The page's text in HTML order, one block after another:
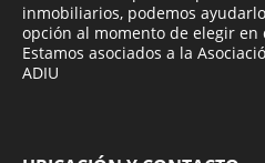
inmobiliarios, podemos
opción al momento de elegir
Estamos asociados a la
ADIU